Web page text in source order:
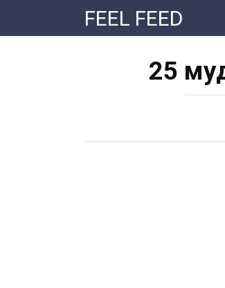
контенту
FEEL FEED
25